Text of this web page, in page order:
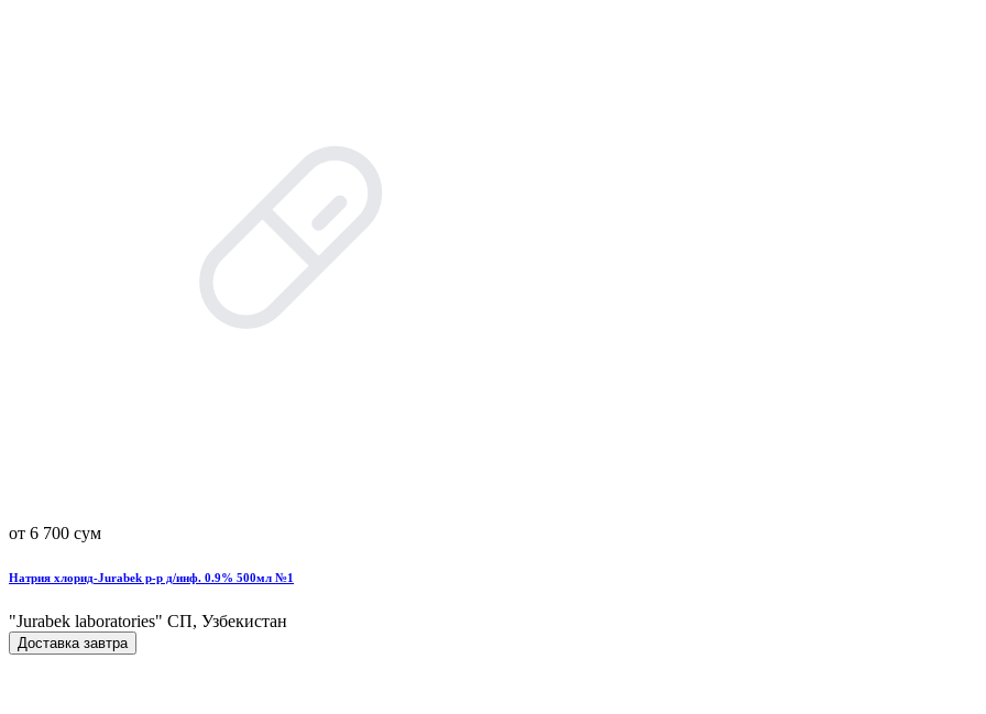
от 6 700 сум
Натрия хлорид-Jurabek р-р д/инф. 0.9% 500мл №1
"Jurabek laboratories" СП, Узбекистан
Доставка завтра